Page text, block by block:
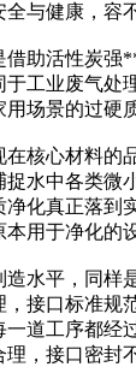
与健康，容
助活性炭
工业废气处
场景的过硬
核心材料的
水中各类
化真正落
用于净化的
水平，同
接口标准
道工序都经
，接口密